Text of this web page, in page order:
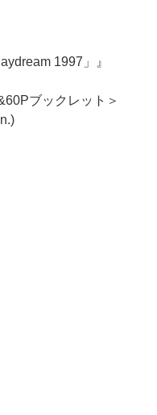
1997」』
ブックレット＞